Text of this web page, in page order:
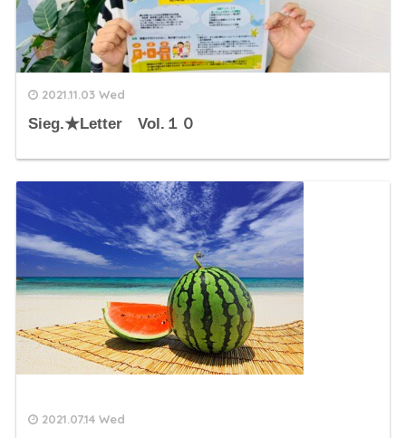
2021.11.03 Wed
Sieg.★Letter Vol.１０
2021.07.14 Wed